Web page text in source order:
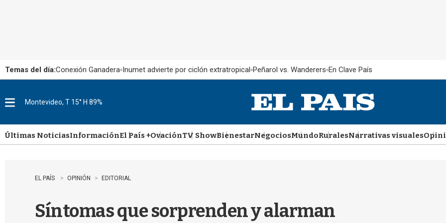
Temas del día:Conexión Ganadera Inumet advierte por ciclón extratropical Peñarol vs. Wanderers En Clave País
u
Montevideo, T 15° H 89%
Últimas NoticiasInformaciónEl País +OvaciónTV ShowBienestarNegociosMundoRuralesNarrativas visuales
EL PAÍS OPINIÓN EDITORIAL
Síntomas que sorprenden y alarman